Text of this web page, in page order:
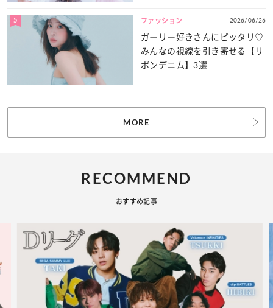
5 ファッション 2026/06/26
ガーリー好きさんにピッタリ♡
みんなの視線を引き寄せる【リ
ボンデニム】3選
MORE
RECOMMEND
おすすめ記事